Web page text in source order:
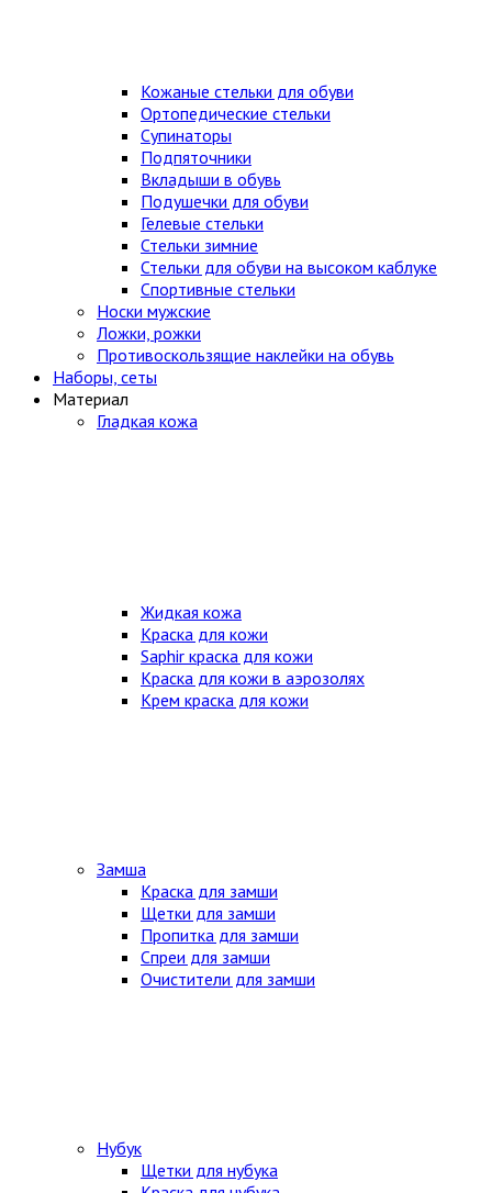
Кожаные стельки для обуви
Ортопедические стельки
Супинаторы
Подпяточники
Вкладыши в обувь
Подушечки для обуви
Гелевые стельки
Стельки зимние
Стельки для обуви на высоком каблуке
Спортивные стельки
Носки мужские
Ложки, рожки
Противоскользящие наклейки на обувь
Наборы, сеты
Материал
Гладкая кожа
Жидкая кожа
Краска для кожи
Saphir краска для кожи
Краска для кожи в аэрозолях
Крем краска для кожи
Замша
Краска для замши
Щетки для замши
Пропитка для замши
Спреи для замши
Очистители для замши
Нубук
Щетки для нубука